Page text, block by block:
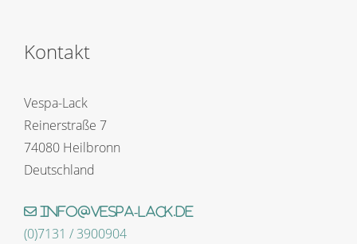
Kontakt
Vespa-Lack
Reinerstraße 7
74080 Heilbronn
Deutschland
info@vespa-lack.de
(0)7131 / 3900904